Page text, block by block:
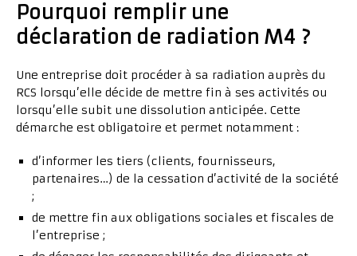
Pourquoi remplir une
déclaration de radiation M4 ?
Une entreprise doit procéder à sa radiation auprès du
RCS lorsqu’elle décide de mettre fin à ses activités ou
lorsqu’elle subit une dissolution anticipée. Cette
démarche est obligatoire et permet notamment :
d’informer les tiers (clients, fournisseurs,
partenaires…) de la cessation d’activité de la société
;
de mettre fin aux obligations sociales et fiscales de
l’entreprise ;